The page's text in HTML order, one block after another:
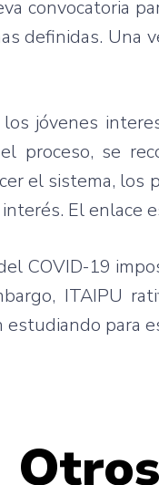
convocatoria
definidas. Una
jóvenes
proceso, se
el sistema,
El enlace
COVID-19
ITAIPU
estudiando para